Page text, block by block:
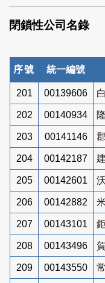
索
閉鎖性公司名錄
序號 統一編號
201 00139606
202 00140934
203 00141146
204 00142187
205 00142601
206 00142882
207 00143101
208 00143496
209 00143550